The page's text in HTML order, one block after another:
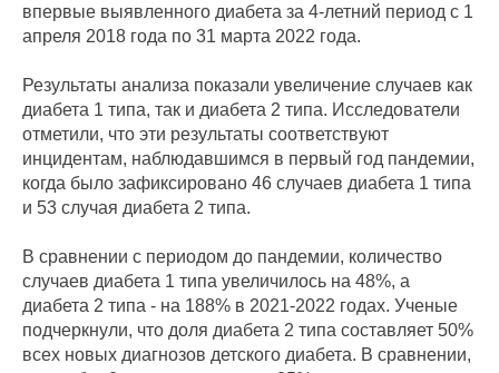
впервые выявленного диабета за 4-летний период с 1
апреля 2018 года по 31 марта 2022 года.
Результаты анализа показали увеличение случаев как
диабета 1 типа, так и диабета 2 типа. Исследователи
отметили, что эти результаты соответствуют
инцидентам, наблюдавшимся в первый год пандемии,
когда было зафиксировано 46 случаев диабета 1 типа
и 53 случая диабета 2 типа.
В сравнении с периодом до пандемии, количество
случаев диабета 1 типа увеличилось на 48%, а
диабета 2 типа - на 188% в 2021-2022 годах. Ученые
подчеркнули, что доля диабета 2 типа составляет 50%
всех новых диагнозов детского диабета. В сравнении,